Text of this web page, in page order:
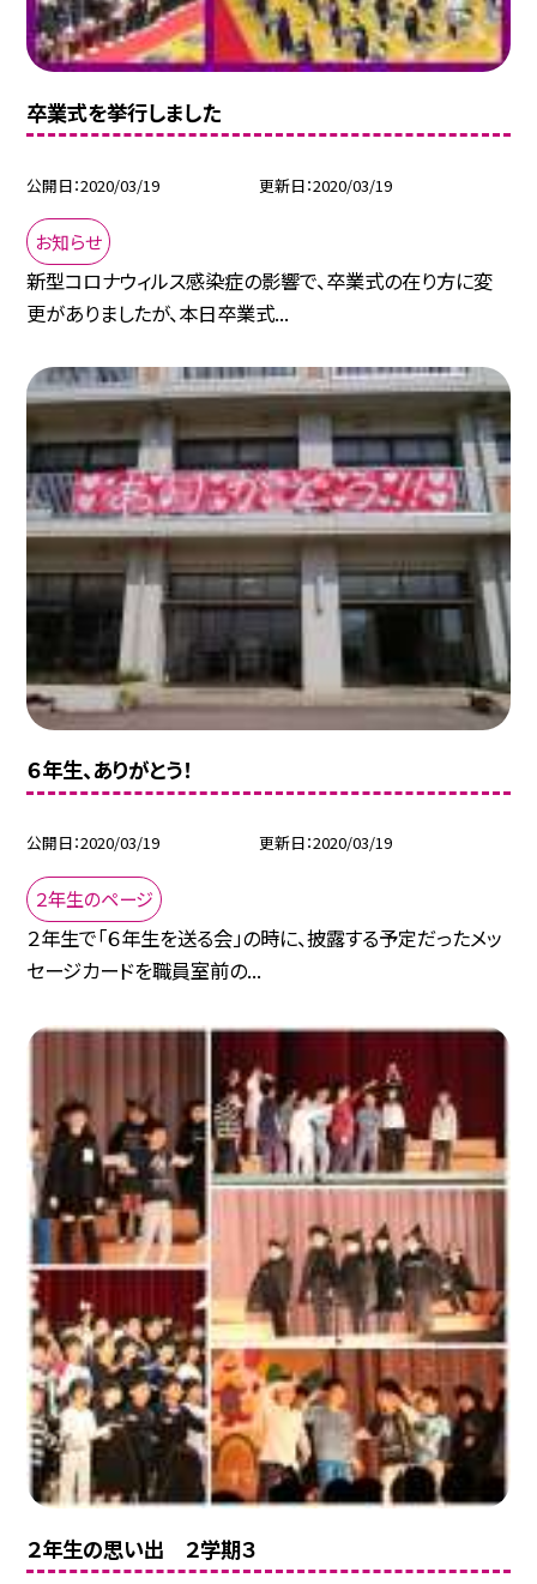
卒業式を挙行しました
公開日 2020/03/19 更新日 2020/03/19
お知らせ
新型コロナウィルス感染症の影響で、卒業式の在り方に変
更がありましたが、本日卒業式...
６年生、ありがとう！
公開日 2020/03/19 更新日 2020/03/19
２年生のページ
２年生で「６年生を送る会」の時に、披露する予定だったメッ
セージカードを職員室前の...
２年生の思い出 ２学期３